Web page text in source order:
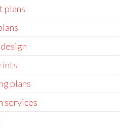
plans
plans
services